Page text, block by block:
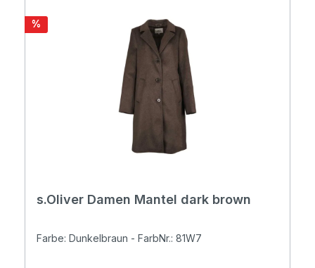
Rabatt
%
s.Oliver Damen Mantel dark brown
Farbe: Dunkelbraun - FarbNr.: 81W7